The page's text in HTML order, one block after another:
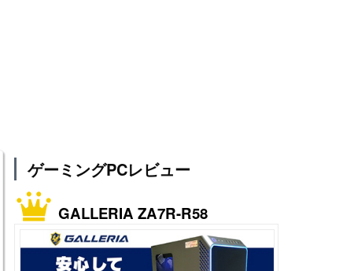
ゲーミングPCレビュー
GALLERIA ZA7R-R58